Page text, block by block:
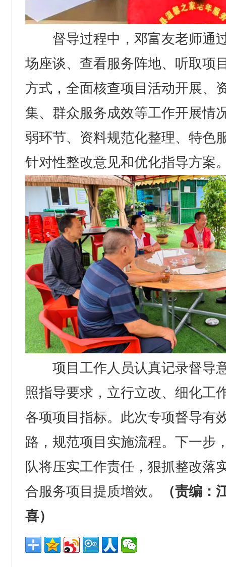
督导过程中，邓富友老师通
场座谈、查看服务阵地、听取项
方式，全面核查项目活动开展、
集、群众服务成效等工作开展情
弱环节、资料规范化整理、特色
针对性整改意见和优化指导方案
项目工作人员认真记录督导
照指导要求，立行立改、细化工
各项项目指标。此次专项督导有
路，规范项目实施流程。下一步
队将压实工作责任，狠抓整改落
合服务项目提质增效。
（责编：
喜）